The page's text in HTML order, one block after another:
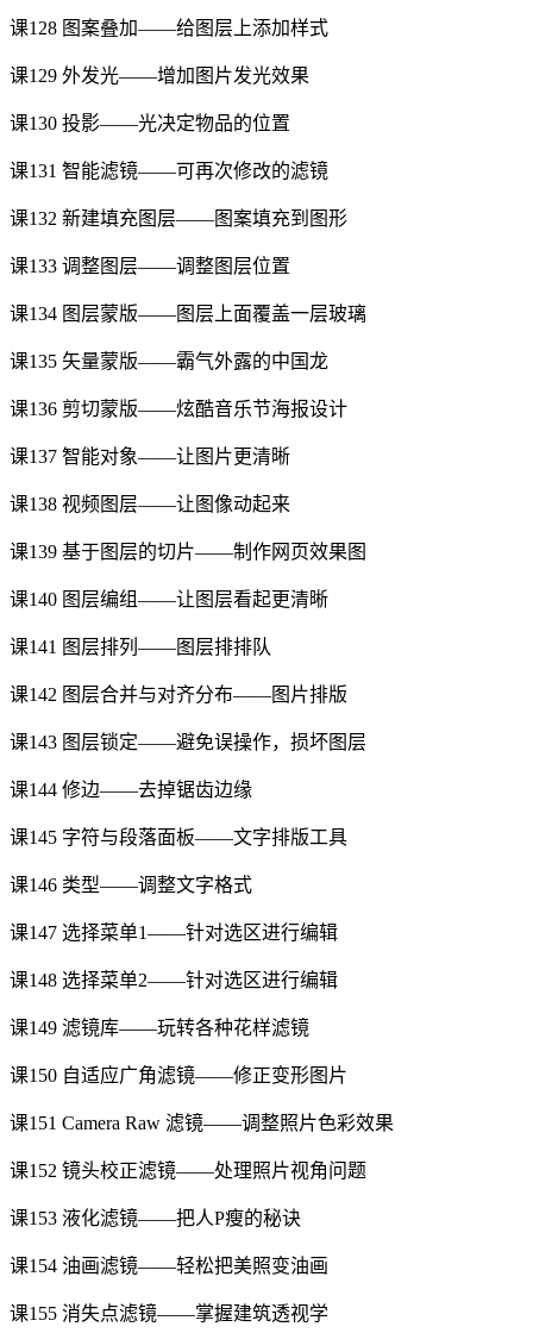
课128 图案叠加——给图层上添加样式
课129 外发光——增加图片发光效果
课130 投影——光决定物品的位置
课131 智能滤镜——可再次修改的滤镜
课132 新建填充图层——图案填充到图形
课133 调整图层——调整图层位置
课134 图层蒙版——图层上面覆盖一层玻璃
课135 矢量蒙版——霸气外露的中国龙
课136 剪切蒙版——炫酷音乐节海报设计
课137 智能对象——让图片更清晰
课138 视频图层——让图像动起来
课139 基于图层的切片——制作网页效果图
课140 图层编组——让图层看起更清晰
课141 图层排列——图层排排队
课142 图层合并与对齐分布——图片排版
课143 图层锁定——避免误操作，损坏图层
课144 修边——去掉锯齿边缘
课145 字符与段落面板——文字排版工具
课146 类型——调整文字格式
课147 选择菜单1——针对选区进行编辑
课148 选择菜单2——针对选区进行编辑
课149 滤镜库——玩转各种花样滤镜
课150 自适应广角滤镜——修正变形图片
课151 Camera Raw 滤镜——调整照片色彩效果
课152 镜头校正滤镜——处理照片视角问题
课153 液化滤镜——把人P瘦的秘诀
课154 油画滤镜——轻松把美照变油画
课155 消失点滤镜——掌握建筑透视学